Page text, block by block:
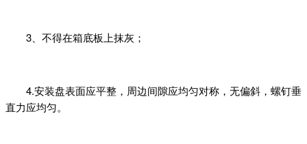
3、不得在箱底板上抹灰；
4.安装盘表面应平整，周边间隙应均匀对称，无偏斜，螺钉垂
直力应均匀。